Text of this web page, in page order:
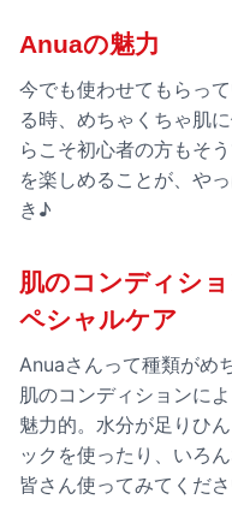
Anuaの魅力
今でも使わせてもらっ
る時、めちゃくちゃ肌
らこそ初心者の方もそ
を楽しめることが、や
き♪
肌のコンディシ
ペシャルケア
Anuaさんって種類がめ
肌のコンディションに
魅力的。水分が足りひ
ックを使ったり、いろ
皆さん使ってみてくださ